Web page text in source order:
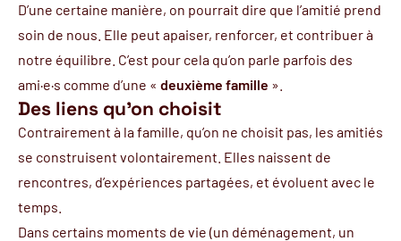
D’une certaine manière, on pourrait dire que l’amitié prend
soin de nous. Elle peut apaiser, renforcer, et contribuer à
notre équilibre. C’est pour cela qu’on parle parfois des
ami·e·s comme d’une « deuxième famille ».
Des liens qu’on choisit
Contrairement à la famille, qu’on ne choisit pas, les amitiés
se construisent volontairement. Elles naissent de
rencontres, d’expériences partagées, et évoluent avec le
temps.
Dans certains moments de vie (un déménagement, un